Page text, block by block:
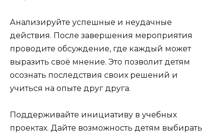
Анализируйте успешные и неудачные
действия. После завершения мероприятия
проводите обсуждение, где каждый может
выразить своё мнение. Это позволит детям
осознать последствия своих решений и
учиться на опыте друг друга.
Поддерживайте инициативу в учебных
проектах. Дайте возможность детям выбирать